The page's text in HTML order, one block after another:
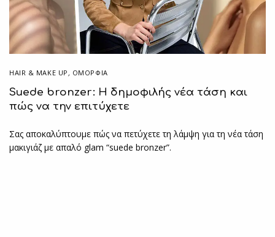
HAIR & MAKE UP , ΟΜΟΡΦΙΑ
Suede bronzer: Η δημοφιλής νέα τάση και
πώς να την επιτύχετε
Σας αποκαλύπτουμε πώς να πετύχετε τη λάμψη για τη νέα τάση
μακιγιάζ με απαλό glam “suede bronzer”.